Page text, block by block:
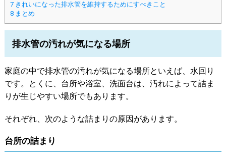
7きれいになった排水管を維持するためにすべきこと
8まとめ
排水管の汚れが気になる場所
家庭の中で排水管の汚れが気になる場所といえば、水回り
です。とくに、台所や浴室、洗面台は、汚れによって詰ま
りが生じやすい場所でもあります。
それぞれ、次のような詰まりの原因があります。
台所の詰まり